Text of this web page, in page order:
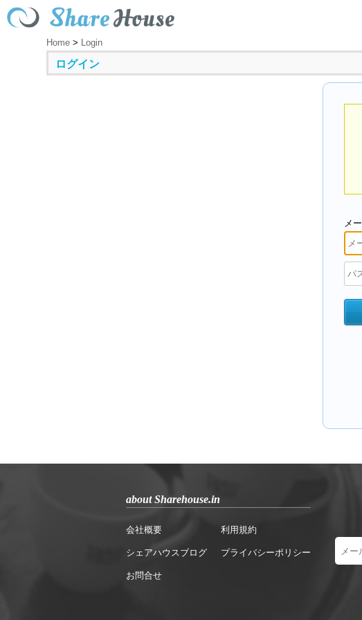
Home > Login
ログイン
メ
about Sharehouse.in
会社概要
シェアハウスブログ
お問合せ
利用規約
プライバシーポリシー